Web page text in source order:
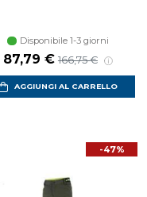
Disponibile 1-3 giorni
Prezzo scontato
87,79 € Prezzo di listino
166,75 €
AGGIUNGI AL CARRELLO
-47%